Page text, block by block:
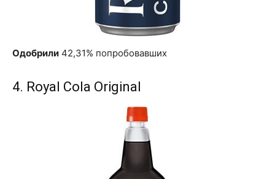
Одобрили 42,31% попробовавших
4. Royal Cola Original